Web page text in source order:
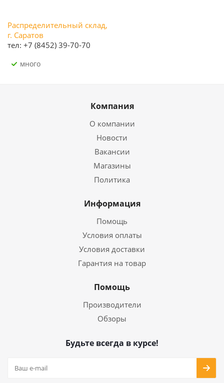
Распределительный склад,
г. Саратов
тел: +7 (8452) 39-70-70
Много
Компания
О компании
Новости
Вакансии
Магазины
Политика
Информация
Помощь
Условия оплаты
Условия доставки
Гарантия на товар
Помощь
Производители
Обзоры
Будьте всегда в курсе!